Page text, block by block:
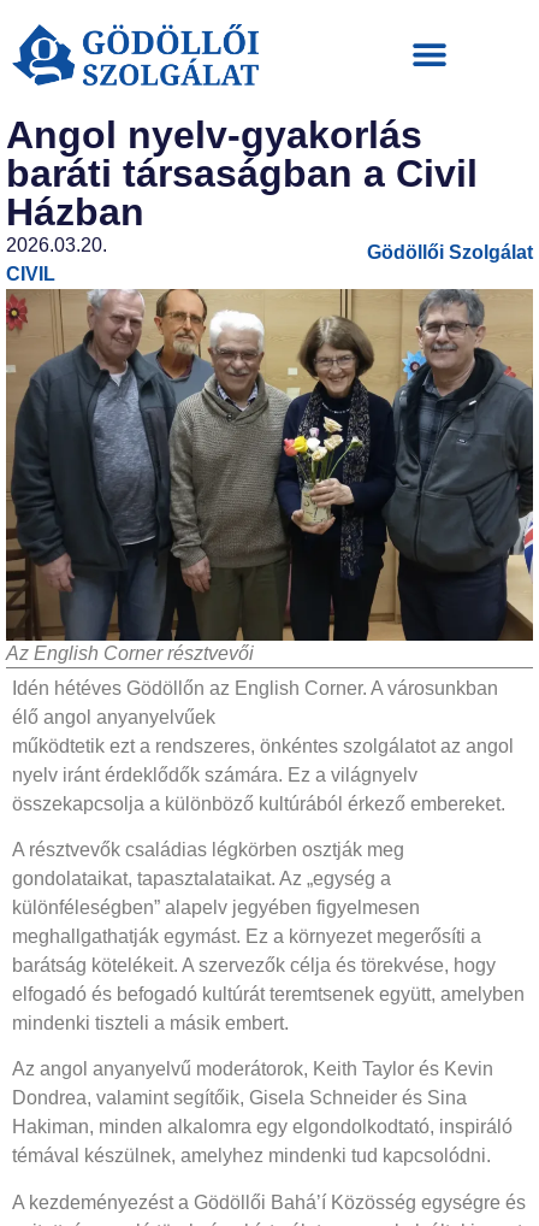
Angol nyelv-gyakorlás
baráti társaságban a Civil
Házban
2026.03.20.
CIVIL
Gödöllői Szolgálat
Az English Corner résztvevői
Idén hétéves Gödöllőn az English Corner. A városunkban
élő angol anyanyelvűek
működtetik ezt a rendszeres, önkéntes szolgálatot az angol
nyelv iránt érdeklődők számára. Ez a világnyelv
összekapcsolja a különböző kultúrából érkező embereket.
A résztvevők családias légkörben osztják meg
gondolataikat, tapasztalataikat. Az „egység a
különféleségben” alapelv jegyében figyelmesen
meghallgathatják egymást. Ez a környezet megerősíti a
barátság kötelékeit. A szervezők célja és törekvése, hogy
elfogadó és befogadó kultúrát teremtsenek együtt, amelyben
mindenki tiszteli a másik embert.
Az angol anyanyelvű moderátorok, Keith Taylor és Kevin
Dondrea, valamint segítőik, Gisela Schneider és Sina
Hakiman, minden alkalomra egy elgondolkodtató, inspiráló
témával készülnek, amelyhez mindenki tud kapcsolódni.
A kezdeményezést a Gödöllői Bahá’í Közösség egységre és